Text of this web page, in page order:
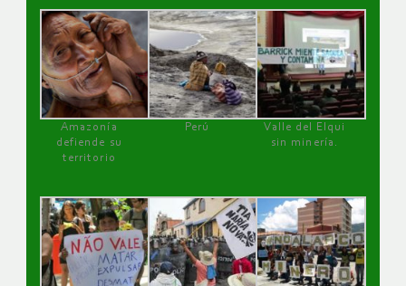
Amazonía
defiende su
territorio
Perú
Valle del Elqui
sin minería.